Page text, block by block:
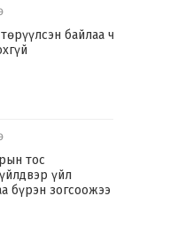
байлаа ч
тос
үйл
бүрэн зогсоожээ